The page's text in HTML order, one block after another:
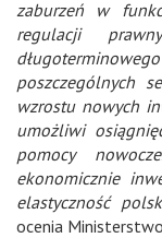
zaburzeń w
regulacji
poszczególnych
wzrostu nowych
umożliwi
pomocy
ekonomicznie
elastyczność
ocenia